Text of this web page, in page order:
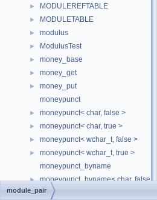
► MODULEREFTABLE
► MODULETABLE
► modulus
► ModulusTest
► money_base
► money_get
►
money_put
moneypunct
► moneypunct< char, false >
► moneypunct< char, true >
► moneypunct< wchar_t, false >
►
moneypunct< wchar_t, true >
moneypunct_byname
► moneypunct_byname< char, false >
► moneypunct_byname< char, true >
module_pair